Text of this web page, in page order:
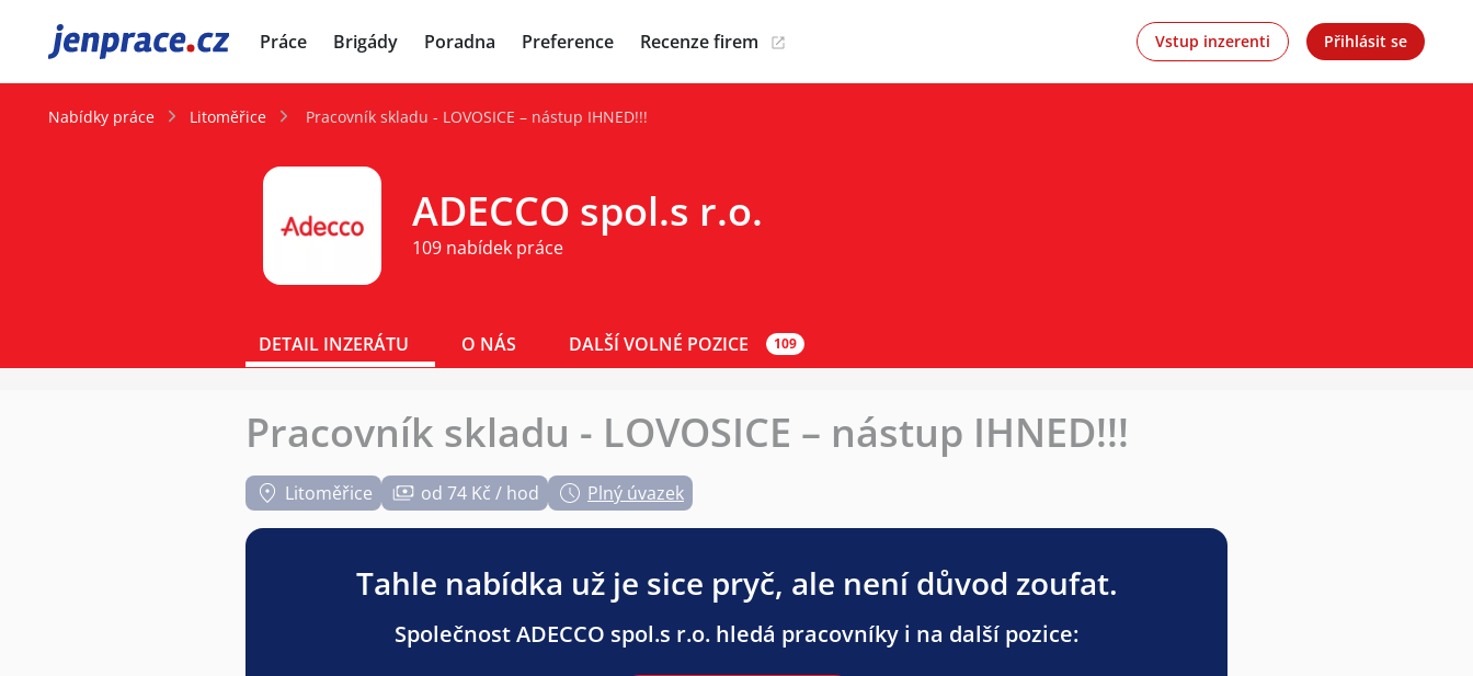
JenPráce.cz Práce Brigády Poradna Preference Recenze firem Vstup inzerenti Přihlásit se
Nabídky práce Litoměřice Pracovník skladu - LOVOSICE – nástup IHNED!!!
ADECCO spol.s r.o.
109 nabídek práce
DETAIL INZERÁTU O NÁS DALŠÍ VOLNÉ POZICE 109
Pracovník skladu - LOVOSICE – nástup IHNED!!!
Litoměřice od 74 Kč / hod Plný úvazek
Tahle nabídka už je sice pryč, ale není důvod zoufat.
Společnost ADECCO spol.s r.o. hledá pracovníky i na další pozice: